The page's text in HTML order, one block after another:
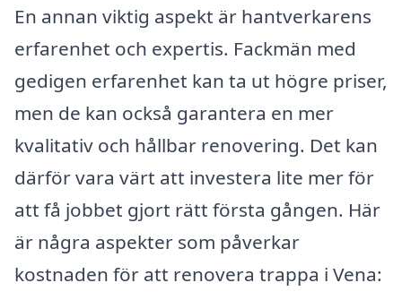
En annan viktig aspekt är hantverkarens
erfarenhet och expertis. Fackmän med
gedigen erfarenhet kan ta ut högre priser,
men de kan också garantera en mer
kvalitativ och hållbar renovering. Det kan
därför vara värt att investera lite mer för
att få jobbet gjort rätt första gången. Här
är några aspekter som påverkar
kostnaden för att renovera trappa i Vena: